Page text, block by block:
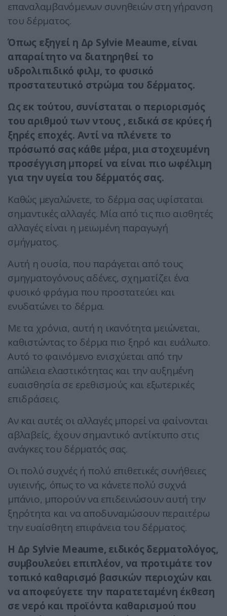
επαναλαμβανόμενων συνηθειών στη γήρανση
του δέρματος.
Όπως εξηγεί η Δρ Sylvie Meaume, είναι
απαραίτητο να διατηρηθεί το
υδρολιπιδικό φιλμ, το φυσικό
προστατευτικό στρώμα του δέρματος.
Ως εκ τούτου, συνίσταται ο περιορισμός
του αριθμού των ντους , ειδικά σε κρύες ή
ξηρές εποχές. Αντί να πλένετε το
πρόσωπό σας κάθε μέρα, μια στοχευμένη
προσέγγιση μπορεί να είναι πιο ωφέλιμη
για την υγεία του δέρματός σας.
Καθώς μεγαλώνετε, το δέρμα σας υφίσταται
σημαντικές αλλαγές. Μία από τις πιο αισθητές
αλλαγές είναι η μειωμένη παραγωγή
σμήγματος.
Αυτή η ουσία, που παράγεται από τους
σμηγματογόνους αδένες, σχηματίζει ένα
φυσικό φράγμα που προστατεύει και
ενυδατώνει το δέρμα.
Με τα χρόνια, αυτή η ικανότητα μειώνεται,
καθιστώντας το δέρμα πιο ξηρό και ευάλωτο.
Αυτό το φαινόμενο ενισχύεται από την
απώλεια ελαστικότητας και την αυξημένη
ευαισθησία σε ερεθισμούς και εξωτερικές
επιδράσεις.
Αν και αυτές οι αλλαγές μπορεί να φαίνονται
αβλαβείς, έχουν σημαντικό αντίκτυπο στις
ανάγκες του δέρματός σας.
Οι πολύ συχνές ή πολύ επιθετικές συνήθειες
υγιεινής, όπως το να κάνετε πολύ συχνά
μπάνιο, μπορούν να επιδεινώσουν αυτή την
ξηρότητα και να αποδυναμώσουν περαιτέρω
την ευαίσθητη επιφάνεια του δέρματος.
Η Δρ Sylvie Meaume, ειδικός δερματολόγος,
συμβουλεύει επιπλέον, να προτιμάτε τον
τοπικό καθαρισμό βασικών περιοχών και
να αποφεύγετε την παρατεταμένη έκθεση
σε νερό και προϊόντα καθαρισμού που